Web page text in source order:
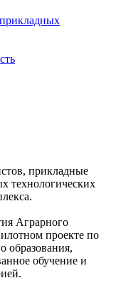
прикладные
технологических
Аграрного
проекте по
образования,
обучение и